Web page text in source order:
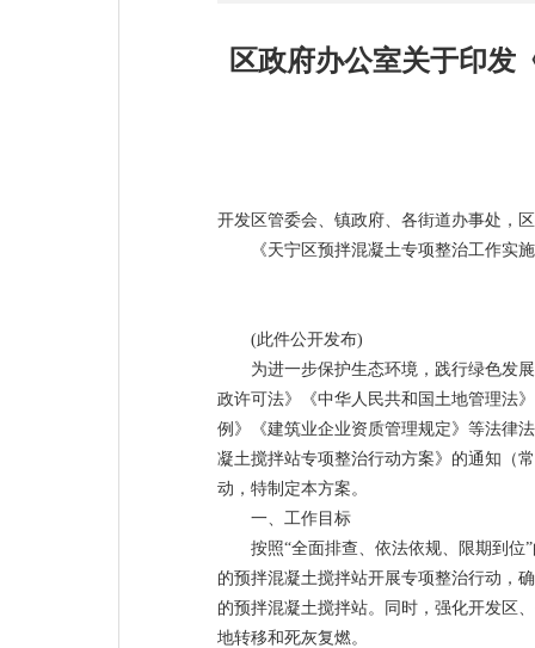
区政府办公室关于印发
开发区管委会、镇政府、各街道办事处，
《天宁区预拌混凝土专项整治工作实
(此件公开发布)
为进一步保护生态环境，践行绿色发
政许可法》《中华人民共和国土地管理法
例》《建筑业企业资质管理规定》等法律
凝土搅拌站专项整治行动方案》的通知（
动，特制定本方案。
一、工作目标
按照“全面排查、依法依规、限期到位
的预拌混凝土搅拌站开展专项整治行动，
的预拌混凝土搅拌站。同时，强化开发区
地转移和死灰复燃。